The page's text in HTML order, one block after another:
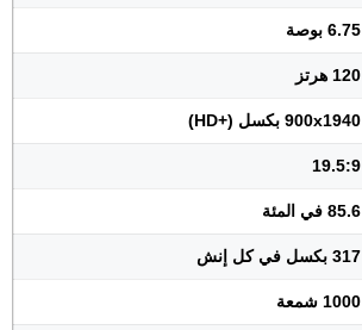
6.75 بوصة
120 هرتز
900x1940 بكسل (+HD)
19.5:9
85.6 في المئة
317 بكسل في كل إنش
1000 شمعة